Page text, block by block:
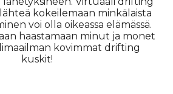
kokeilemaan minkälaista
voi olla oikeassa elämässä.
haastamaan minut ja monet
kovimmat drifting
kuskit!